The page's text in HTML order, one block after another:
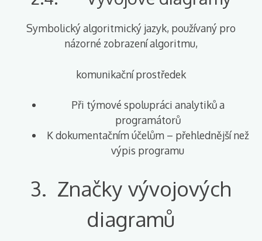
Symbolický algoritmický jazyk, používaný pro
názorné zobrazení algoritmu,
komunikační prostředek
Při týmové spolupráci analytiků a
programátorů
K dokumentačním účelům – přehlednější než
výpis programu
3. Značky vývojových
diagramů